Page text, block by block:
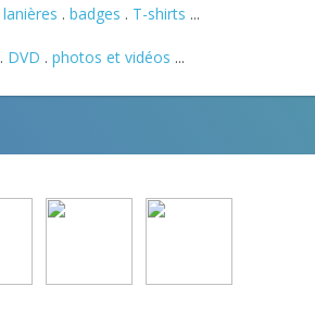
lanières . badges . T-shirts ...
. DVD . photos et vidéos ...